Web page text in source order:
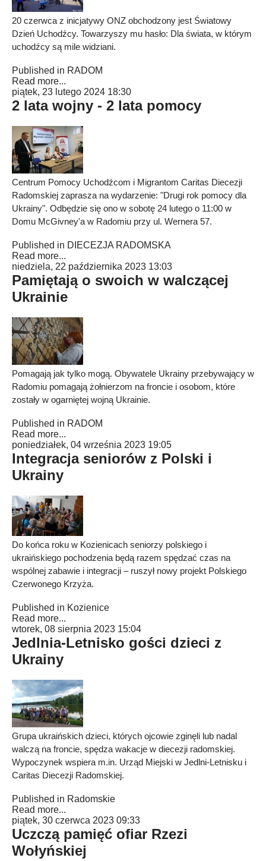
20 czerwca z inicjatywy ONZ obchodzony jest Światowy
Dzień Uchodźcy. Towarzyszy mu hasło: Dla świata, w którym
uchodźcy są mile widziani.
Published in RADOM
Read more...
piątek, 23 lutego 2024 18:30
2 lata wojny - 2 lata pomocy
Centrum Pomocy Uchodźcom i Migrantom Caritas Diecezji
Radomskiej zaprasza na wydarzenie: "Drugi rok pomocy dla
Ukrainy". Odbędzie się ono w sobotę 24 lutego o 11:00 w
Domu McGivney'a w Radomiu przy ul. Wernera 57.
Published in DIECEZJA RADOMSKA
Read more...
niedziela, 22 października 2023 13:03
Pamiętają o swoich w walczącej
Ukrainie
Pomagają jak tylko mogą. Obywatele Ukrainy przebywający w
Radomiu pomagają żołnierzom na froncie i osobom, które
zostały w ogarniętej wojną Ukrainie.
Published in RADOM
Read more...
poniedziałek, 04 września 2023 19:05
Integracja seniorów z Polski i
Ukrainy
Do końca roku w Kozienicach seniorzy polskiego i
ukraińskiego pochodzenia będą razem spędzać czas na
wspólnej zabawie i integracji – ruszył nowy projekt Polskiego
Czerwonego Krzyża.
Published in Kozienice
Read more...
wtorek, 08 sierpnia 2023 15:04
Jedlnia-Letnisko gości dzieci z
Ukrainy
Grupa ukraińskich dzieci, których ojcowie zginęli lub nadal
walczą na froncie, spędza wakacje w diecezji radomskiej.
Wypoczynek wspiera m.in. Urząd Miejski w Jedlni-Letnisku i
Caritas Diecezji Radomskiej.
Published in Radomskie
Read more...
piątek, 30 czerwca 2023 09:33
Uczczą pamięć ofiar Rzezi
Wołyńskiej